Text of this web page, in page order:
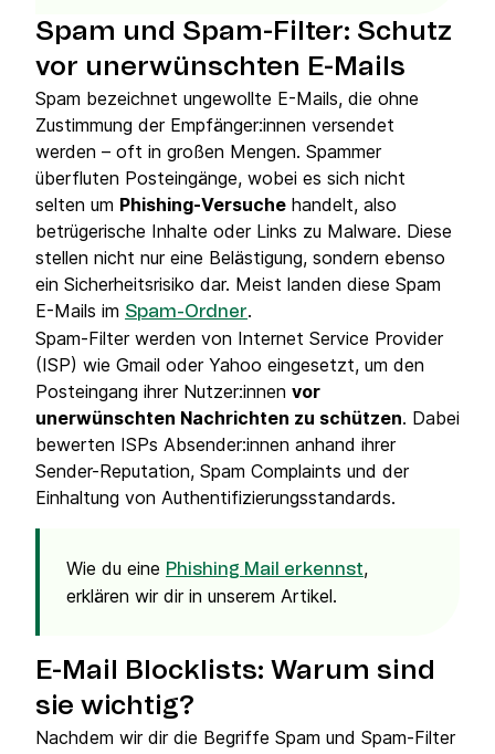
Spam und Spam-Filter: Schutz
vor unerwünschten E-Mails
Spam bezeichnet ungewollte E-Mails, die ohne
Zustimmung der Empfänger:innen versendet
werden – oft in großen Mengen. Spammer
überfluten Posteingänge, wobei es sich nicht
selten um Phishing-Versuche handelt, also
betrügerische Inhalte oder Links zu Malware. Diese
stellen nicht nur eine Belästigung, sondern ebenso
ein Sicherheitsrisiko dar. Meist landen diese Spam
E-Mails im Spam-Ordner.
Spam-Filter werden von Internet Service Provider
(ISP) wie Gmail oder Yahoo eingesetzt, um den
Posteingang ihrer Nutzer:innen vor
unerwünschten Nachrichten zu schützen. Dabei
bewerten ISPs Absender:innen anhand ihrer
Sender-Reputation, Spam Complaints und der
Einhaltung von Authentifizierungsstandards.
Wie du eine Phishing Mail erkennst,
erklären wir dir in unserem Artikel.
E-Mail
Blocklists: Warum sind
sie wichtig?
Nachdem wir dir die Begriffe Spam und Spam-Filter